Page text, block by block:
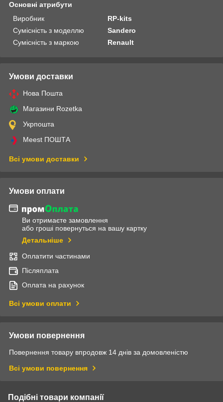
Основні атрибути
Виробник
RP-kits
Сумісність з моделлю
Sandero
Сумісність з маркою
Renault
Умови доставки
Нова Пошта
Магазини Rozetka
Укрпошта
Meest ПОШТА
Всі умови доставки
Умови оплати
Ви отримаєте замовлення
або гроші повернуться на вашу картку
Детальніше
Оплатити частинами
Післяплата
Оплата на рахунок
Всі умови оплати
Умови повернення
Повернення товару впродовж 14 днів за домовленістю
Всі умови повернення
Подібні товари компанії